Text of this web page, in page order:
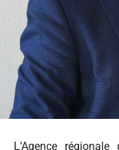
L’Agence